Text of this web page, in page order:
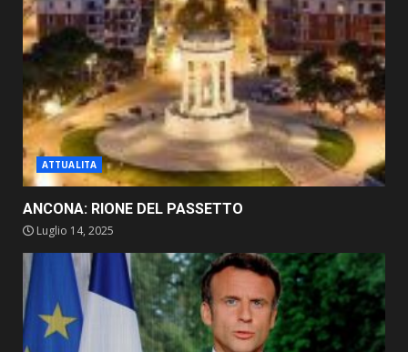
ATTUALITA
ANCONA: RIONE DEL PASSETTO
Luglio 14, 2025